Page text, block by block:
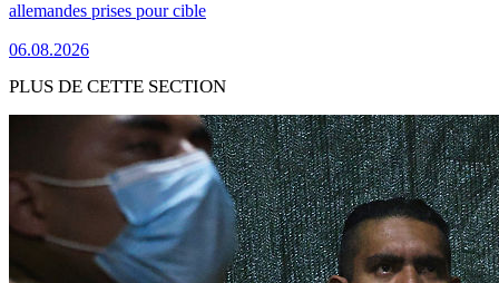
allemandes prises pour cible
06.08.2026
PLUS DE CETTE SECTION